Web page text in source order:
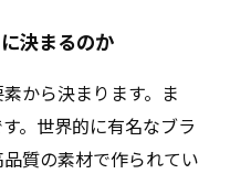
決まるのか
から決まります。ま
。世界的に有名なブラ
質の素材で作られてい